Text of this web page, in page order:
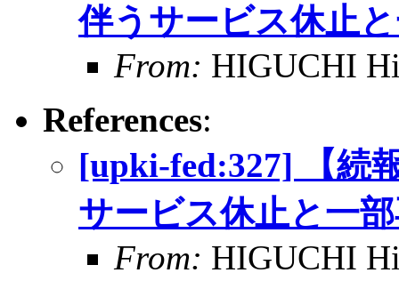
伴うサービス休止
From: HIGUCHI
References:
[upki-fed:327] 【続
サービス休止と一
From: HIGUCHI